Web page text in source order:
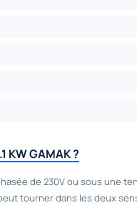
KW GAMAK ?
de 230V ou sous une
tourner dans les deux